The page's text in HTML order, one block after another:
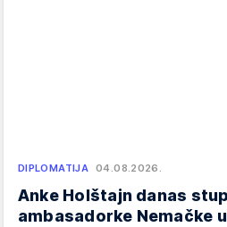
DIPLOMATIJA 04.08.2026.
Anke Holštajn danas
ambasadorke Nemačke